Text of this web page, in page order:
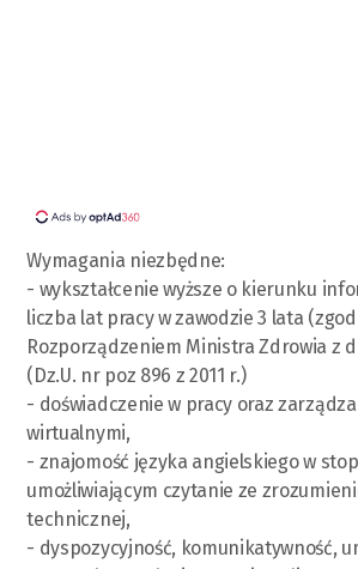
Wymagania niezbędne:
- wykształcenie wyższe o kierunku
liczba lat pracy w zawodzie 3 lata
Rozporządzeniem Ministra Zdrowia z
(Dz.U. nr poz 896 z 2011 r.)
- doświadczenie w pracy oraz
wirtualnymi,
- znajomość języka angielskiego w
umożliwiającym czytanie ze
technicznej,
- dyspozycyjność, komunikatywność,